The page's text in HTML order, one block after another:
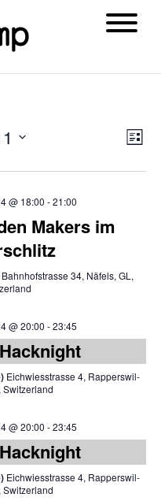
@ 18:00 -21:00
Makers im
Bahnhofstrasse 34, Näfels, GL,
@ 20:00 -23:45
Eichwiesstrasse 4, Rapperswil-
Switzerland
@ 20:00 -23:45
Eichwiesstrasse 4, Rapperswil-
Switzerland